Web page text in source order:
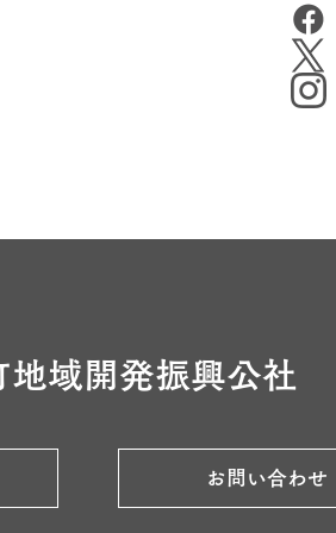
域開発振興公社
お問い合わせ